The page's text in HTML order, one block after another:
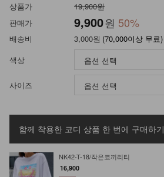
상품가
19,900원
판매가
9,900원 50%
배송비 3,000원 (70,000이상 무료)
색상
사이즈
함께 착용한 코디 상품 한 번에 구매하기
NK42-T-18/작은코끼리티
16,900